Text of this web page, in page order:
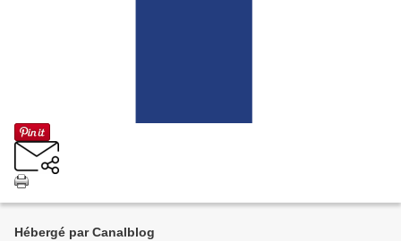
Hébergé par Canalblog